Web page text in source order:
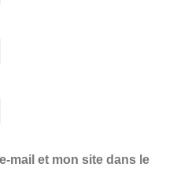
mail et mon site dans le